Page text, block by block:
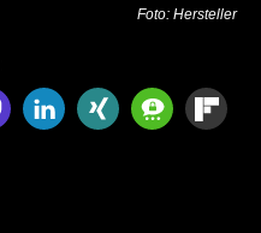
Foto: Hersteller